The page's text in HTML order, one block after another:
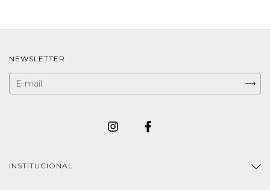
NEWSLETTER
INSTITUCIONAL